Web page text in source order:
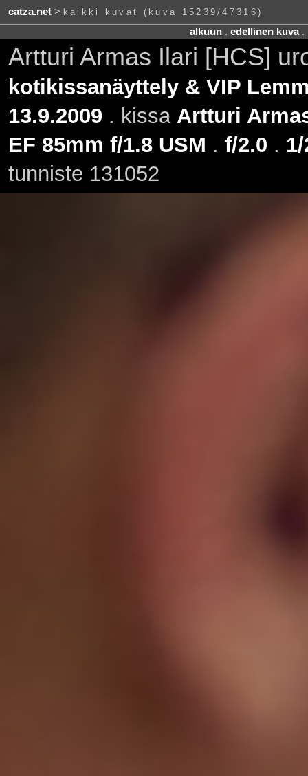
catza.net> kaikki kuvat (kuva 15239/47316)
alkuun. edellinen kuva.
Artturi Armas Ilari [HCS]
kotikissanäyttely & VIP
13.9.2009 . kissa Artturi
EF 85mm f/1.8 USM . f/2.0 .
tunniste 131052